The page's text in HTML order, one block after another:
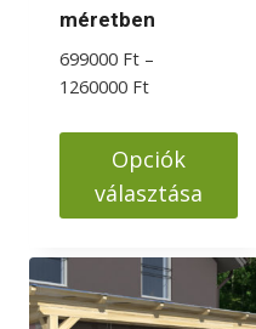
méretben
699000 Ft –
1260000 FtÁrtartomány:
-
1260000 Ft
Opciók
választása
a
terméknek